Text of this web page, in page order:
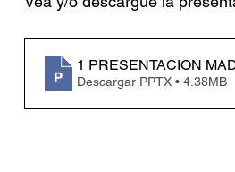
1 PRESENTACION
Descargar PPTX • 4.38MB